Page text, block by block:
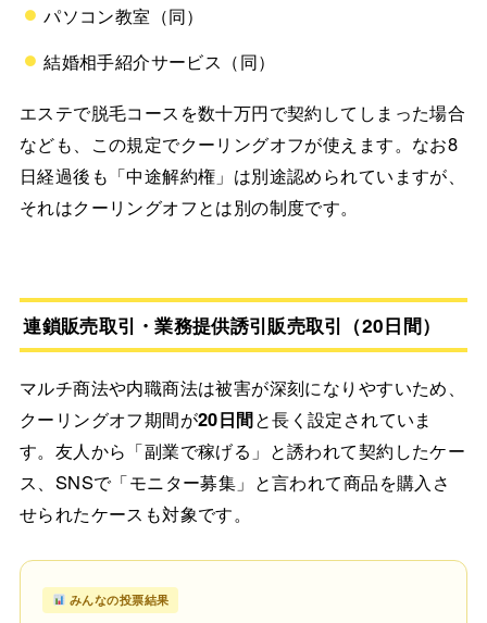
パソコン教室（同）
結婚相手紹介サービス（同）
エステで脱毛コースを数十万円で契約してしまった場合
なども、この規定でクーリングオフが使えます。なお8
日経過後も「中途解約権」は別途認められていますが、
それはクーリングオフとは別の制度です。
連鎖販売取引・業務提供誘引販売取引（20日間）
マルチ商法や内職商法は被害が深刻になりやすいため、
クーリングオフ期間が20日間と長く設定されていま
す。友人から「副業で稼げる」と誘われて契約したケー
ス、SNSで「モニター募集」と言われて商品を購入さ
せられたケースも対象です。
みんなの投票結果